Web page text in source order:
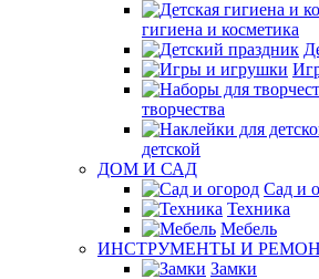
гигиена и косметика
творчества
детской
ДОМ И САД
Сад и
Техника
Мебель
ИНСТРУМЕНТЫ И
Замки